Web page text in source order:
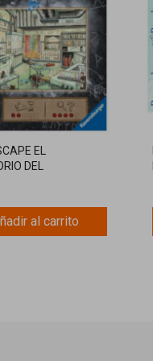
EL
DEL
al carrito